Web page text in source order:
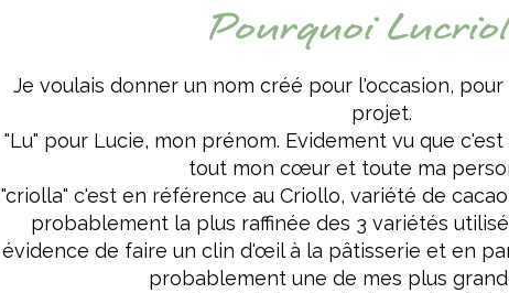
Pourquoi
Je voulais donner un nom créé pour l'occasion,
projet.
"Lu" pour Lucie, mon prénom. Evidement vu que
tout mon cœur et toute ma
"criolla" c'est en référence au Criollo, variété de
probablement la plus raffinée des 3 variétés
évidence de faire un clin d'œil à la pâtisserie et en
probablement une de mes plus